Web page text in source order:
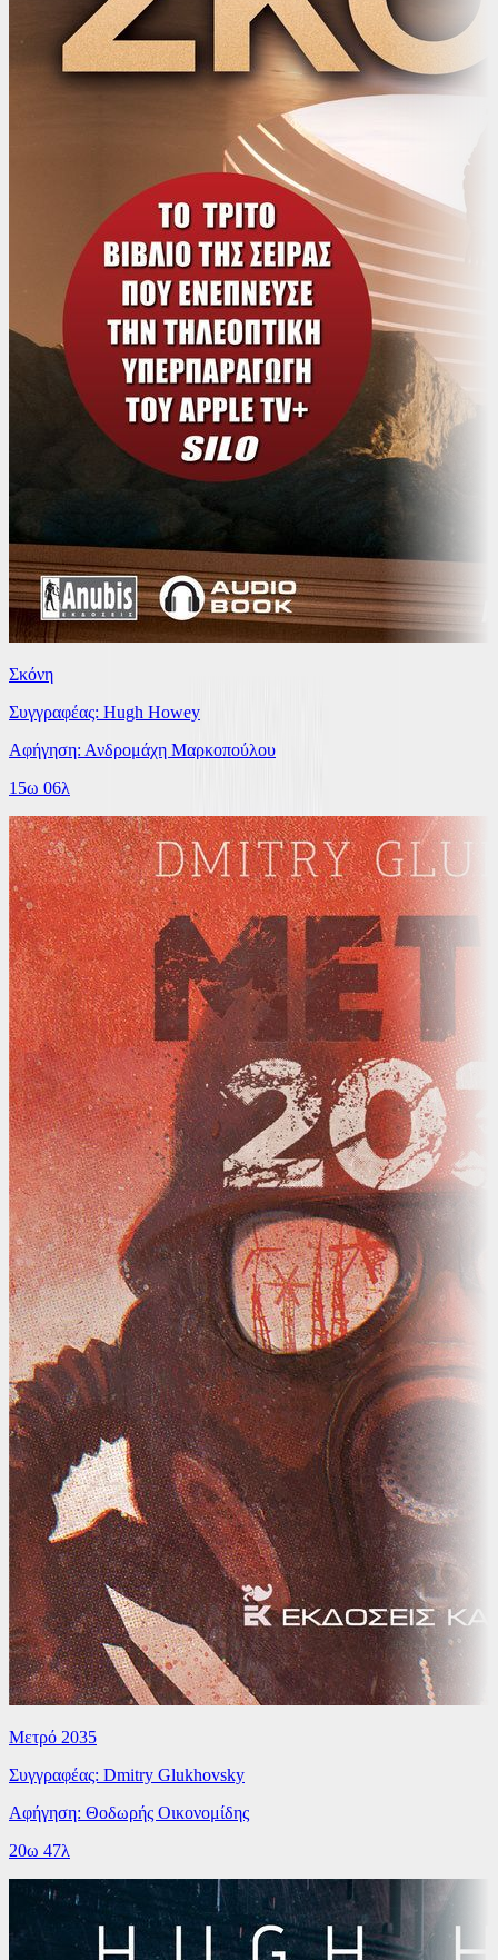
Σκόνη
Συγγραφέας: Hugh Howey
Αφήγηση: Ανδρομάχη Μαρκοπούλου
15ω 06λ
Μετρό 2035
Συγγραφέας: Dmitry Glukhovsky
Αφήγηση: Θοδωρής Οικονομίδης
20ω 47λ